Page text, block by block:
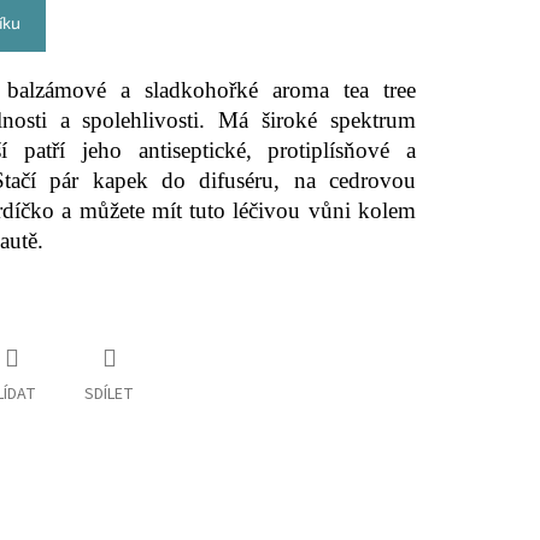
a sladkohořké aroma tea tree
a spolehlivosti. Má široké spektrum
patří jeho antiseptické, protiplísňové a
pár kapek do difuséru, na cedrovou
a můžete mít tuto léčivou vůni kolem
SDÍLET